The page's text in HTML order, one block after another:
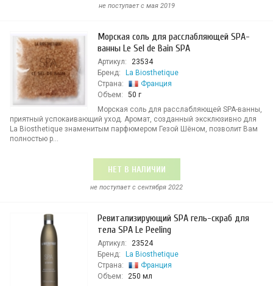
не поступает c мая 2019
Морская соль для расслабляющей SPA-
ванны Le Sel de Bain SPA
Артикул:
23534
Бренд:
La Biosthetique
Страна:
Франция
Объем:
50 г
Морская соль для расслабляющей SPA-ванны,
приятный успокаивающий уход. Аромат, созданный эксклюзивно для
La Biosthetique знаменитым парфюмером Гезой Шёном, позволит Вам
полностью р...
НЕТ В НАЛИЧИИ
не поступает c сентября 2022
Ревитализирующий SPA гель-скраб для
тела SPA Le Peeling
Артикул:
23524
Бренд:
La Biosthetique
Страна:
Франция
Объем:
250 мл